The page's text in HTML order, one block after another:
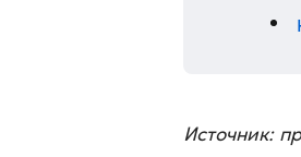
Источник: